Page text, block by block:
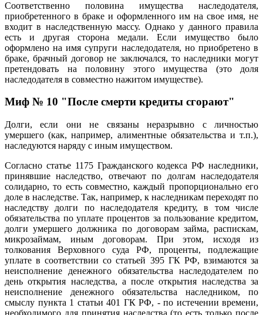
Соответственно половина имущества наследодателя,
приобретенного в браке и оформленного им на свое имя, не
входит в наследственную массу. Однако у данного правила
есть и другая сторона медали. Если имущество было
оформлено на имя супруги наследодателя, но приобретено в
браке, брачный договор не заключался, то наследники могут
претендовать на половину этого имущества (это доля
наследодателя в совместно нажитом имуществе).
Миф № 10 "После смерти кредиты сгорают"
Долги, если они не связаны неразрывно с личностью
умершего (как, например, алиментные обязательства и т.п.),
наследуются наряду с иным имуществом.
Согласно статье 1175 Гражданского кодекса РФ наследники,
принявшие наследство, отвечают по долгам наследодателя
солидарно, то есть совместно, каждый пропорционально его
доле в наследстве. Так, например, к наследникам переходят по
наследству долги по наследодателя кредиту, в том числе
обязательства по уплате процентов за пользование кредитом,
долги умершего должника по договорам займа, распискам,
микрозаймам, иным договорам. При этом, исходя из
толкования Верховного суда РФ, проценты, подлежащие
уплате в соответствии со статьей 395 ГК РФ, взимаются за
неисполнение денежного обязательства наследодателем по
день открытия наследства, а после открытия наследства за
неисполнение денежного обязательства наследником, по
смыслу пункта 1 статьи 401 ГК РФ, - по истечении времени,